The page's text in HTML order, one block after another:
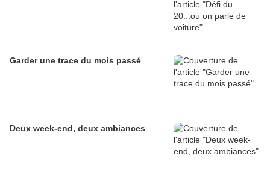
Garder une trace du mois passé
Deux week-end, deux ambiances